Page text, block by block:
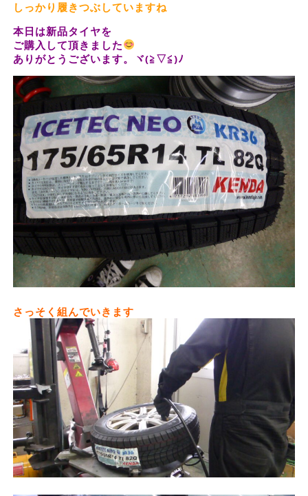
しっかり履きつぶしていますね
本日は新品タイヤを
ご購入して頂きました
ありがとうございます。ヾ(≧▽≦)ﾉ
さっそく組んでいきます